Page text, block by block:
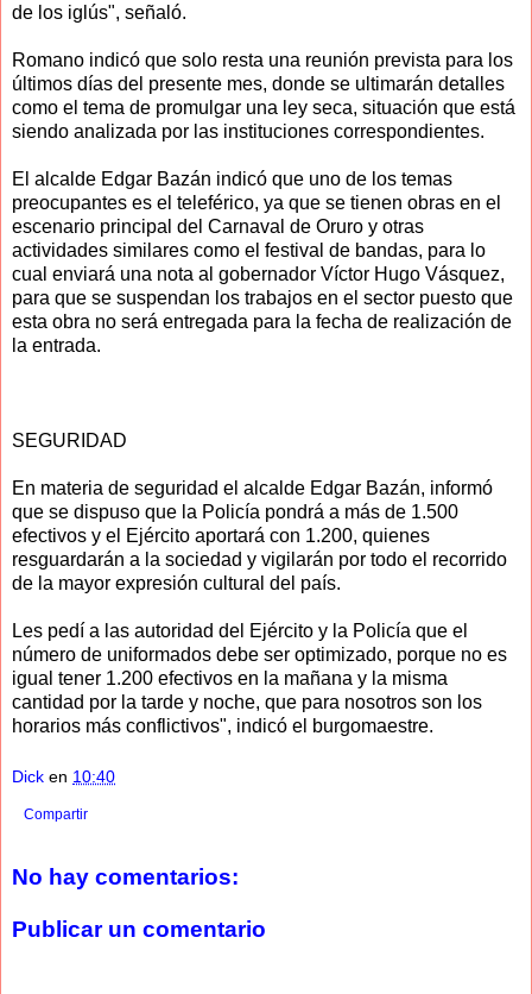
de los iglús", señaló.
Romano indicó que solo resta una reunión prevista para los
últimos días del presente mes, donde se ultimarán detalles
como el tema de promulgar una ley seca, situación que está
siendo analizada por las instituciones correspondientes.
El alcalde Edgar Bazán indicó que uno de los temas
preocupantes es el teleférico, ya que se tienen obras en el
escenario principal del Carnaval de Oruro y otras
actividades similares como el festival de bandas, para lo
cual enviará una nota al gobernador Víctor Hugo Vásquez,
para que se suspendan los trabajos en el sector puesto que
esta obra no será entregada para la fecha de realización de
la entrada.
SEGURIDAD
En materia de seguridad el alcalde Edgar Bazán, informó
que se dispuso que la Policía pondrá a más de 1.500
efectivos y el Ejército aportará con 1.200, quienes
resguardarán a la sociedad y vigilarán por todo el recorrido
de la mayor expresión cultural del país.
Les pedí a las autoridad del Ejército y la Policía que el
número de uniformados debe ser optimizado, porque no es
igual tener 1.200 efectivos en la mañana y la misma
cantidad por la tarde y noche, que para nosotros son los
horarios más conflictivos", indicó el burgomaestre.
Dick en 10:40
Compartir
No hay comentarios:
Publicar un comentario